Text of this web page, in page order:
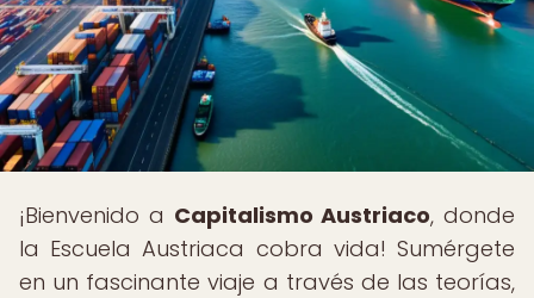
¡Bienvenido a Capitalismo Austriaco, donde
la Escuela Austriaca cobra vida! Sumérgete
en un fascinante viaje a través de las teorías,